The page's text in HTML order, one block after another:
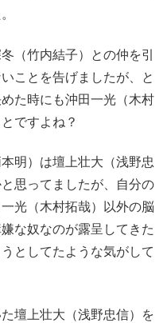
（竹内結子）との仲を引
ことを告げましたが、と
た時にも沖田一光（木村
ですよね？
明）は壇上壮大（浅野忠
思ってましたが、自分の
光（木村拓哉）以外の脳
な奴なのが露呈してきた
としてたような気がして
壇上壮大（浅野忠信）を